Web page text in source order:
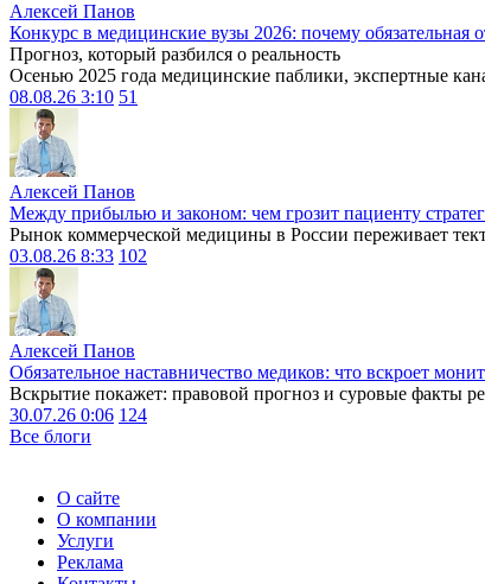
Алексей Панов
Конкурс в медицинские вузы 2026: почему обязательная
Прогноз, который разбился о реальность
Осенью 2025 года медицинские паблики, экспертные
08.08.26 3:10 51
Алексей Панов
Между прибылью и законом: чем грозит пациенту
Рынок коммерческой медицины в России переживает
03.08.26 8:33 102
Алексей Панов
Обязательное наставничество медиков: что вскроет
Вскрытие покажет: правовой прогноз и суровые факты
30.07.26 0:06 124
Все блоги
О сайте
О компании
Услуги
Реклама